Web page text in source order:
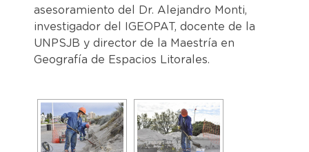
asesoramiento del Dr. Alejandro Monti,
investigador del IGEOPAT, docente de la
UNPSJB y director de la Maestría en
Geografía de Espacios Litorales.